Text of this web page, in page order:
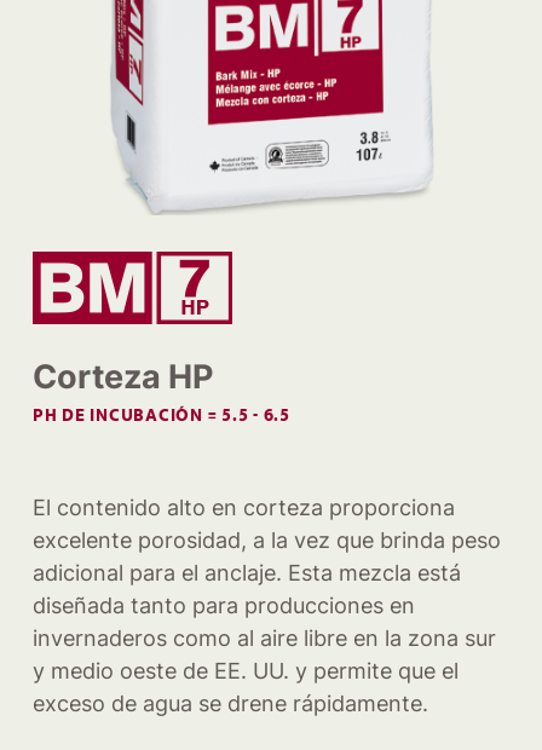
Corteza HP
PH DE INCUBACIÓN = 5.5 - 6.5
El contenido alto en corteza proporciona
excelente porosidad, a la vez que brinda peso
adicional para el anclaje. Esta mezcla está
diseñada tanto para producciones en
invernaderos como al aire libre en la zona sur
y medio oeste de EE. UU. y permite que el
exceso de agua se drene rápidamente.